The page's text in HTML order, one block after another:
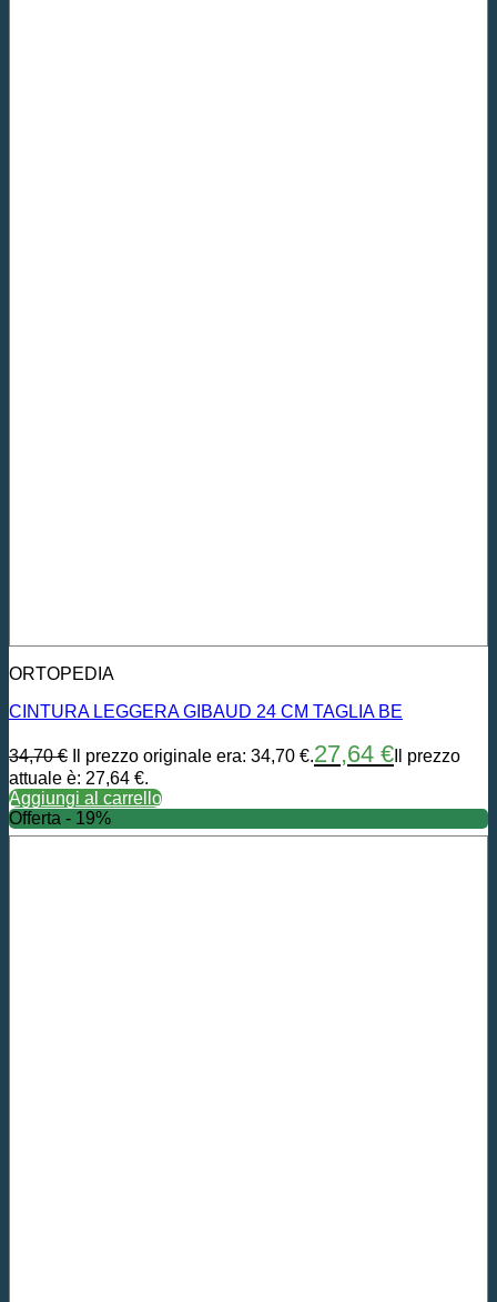
ORTOPEDIA
CINTURA LEGGERA GIBAUD 24 CM TAGLIA BE
34,70€ Il prezzo originale era: 34,70 €.27,64 € Il prezzo
attuale è: 27,64 €.
Aggiungi al carrello
Offerta - 19%